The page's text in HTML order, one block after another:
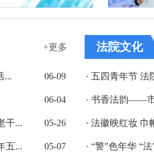
+更多
06-09
...
06-04
05-26
干...
05-07
五...
法院文化
· 五四青年节 法
· 书香法韵——
· 法徽映红妆
· “警”色年华 “